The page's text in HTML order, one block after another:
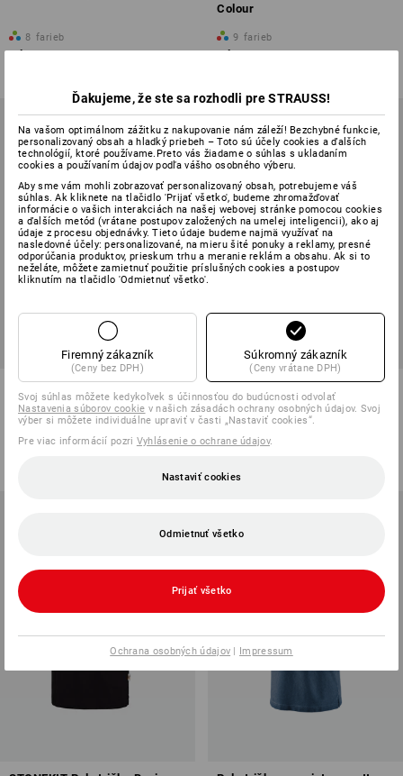
8 farieb
od 17,10 €
Colour
9 farieb
od 26,94 €
Piqué tričko e.s. cotton stretch
od 26,94 €
Piqué tričko e.s. cotton stretch,
long fit
od 26,94 €
Ďakujeme, že ste sa rozhodli pre STRAUSS!
Na vašom optimálnom zážitku z nakupovanie nám záleží! Bezchybné funkcie,
personalizovaný obsah a hladký priebeh – Toto sú účely cookies a ďalších
technológií, ktoré používame.Preto vás žiadame o súhlas s ukladaním
cookies a používaním údajov podľa vášho osobného výberu.
Aby sme vám mohli zobrazovať personalizovaný obsah, potrebujeme váš
súhlas. Ak kliknete na tlačidlo 'Prijať všetko', budeme zhromažďovať
informácie o vašich interakciách na našej webovej stránke pomocou cookies
a ďalších metód (vrátane postupov založených na umelej inteligencii), ako aj
údaje z procesu objednávky. Tieto údaje budeme najmä využívať na
nasledovné účely: personalizované, na mieru šité ponuky a reklamy, presné
odporúčania produktov, prieskum trhu a meranie reklám a obsahu. Ak si to
neželáte, môžete zamietnuť použitie príslušných cookies a postupov
kliknutím na tlačidlo 'Odmietnuť všetko'.
Firemný zákazník
(Ceny bez DPH)
Súkromný zákazník
(Ceny vrátane DPH)
Svoj súhlas môžete kedykoľvek s účinnosťou do budúcnosti odvolať
Nastavenia súborov cookie v našich zásadách ochrany osobných údajov. Svoj
výber si môžete individuálne upraviť v časti „Nastaviť cookies“.
Pre viac informácií pozri Vyhlásenie o ochrane údajov.
Nastaviť cookies
Odmietnuť všetko
Prijať všetko
Ochrana osobných údajov | Impressum